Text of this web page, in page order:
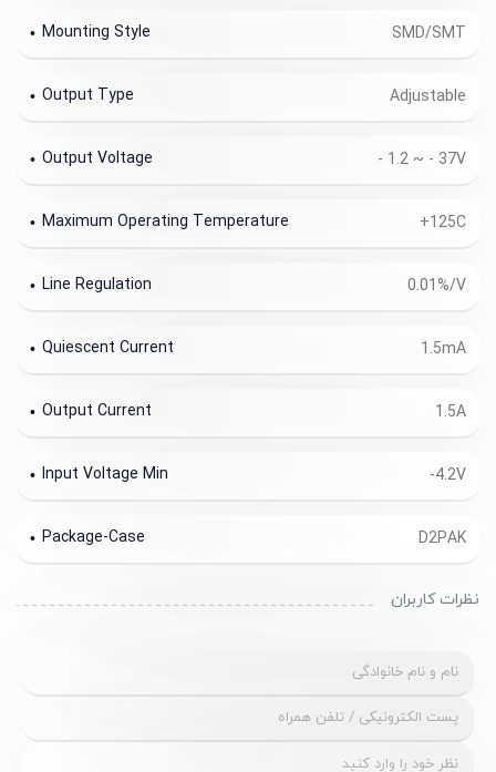
SMD/SMT
Mounting Style
Adjustable
Output Type
- 1.2 ~ - 37V
Output Voltage
+125C
Maximum Operating Temperature
0.01%/V
Line Regulation
1.5mA
Quiescent Current
1.5A
Output Current
-4.2V
Input Voltage Min
D2PAK
Package-Case
نظرات کاربران